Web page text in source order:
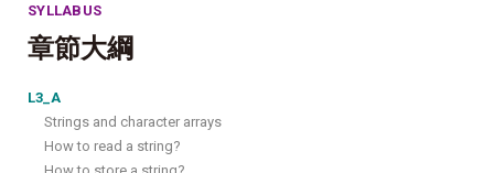
SYLLABUS
章節大綱
L3_A
Strings and character arrays
How to read a string?
How to store a string?